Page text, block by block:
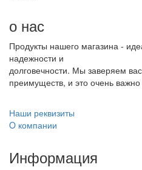
о нас
Продукты нашего магазина -
надежности и
долговечности. Мы заверяем
преимуществ, и это очень важно
Наши реквизиты
O компании
Информация